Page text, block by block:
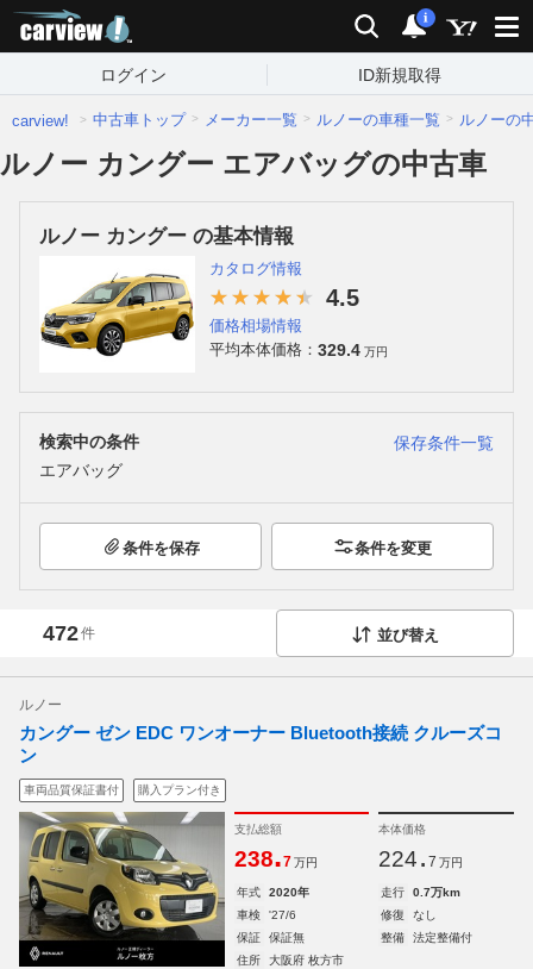
検索 通知
i
ログイン ID新規取得
carview! 中古車トップ メーカー一覧 ルノーの車種一覧 ルノーの
ルノー カングー エアバッグの中古車
ルノー カングー の基本情報
カタログ情報
4.5
価格相場情報
平均本体価格： 329.4 万円
検索中の条件
保存条件一覧
エアバッグ
条件を保存 条件を変更
472件 並び替え
ルノー
カングー ゼン EDC ワンオーナー Bluetooth接続 クルーズコ
ン
車両品質保証書付 購入プラン付き
支払総額
238.7 万円
本体価格
224. 7 万円
年式 2020年 走行
0.7万km
車検
'27/6 修復
なし
保証
保証無 整備
法定整備付
住所
大阪府 枚方市